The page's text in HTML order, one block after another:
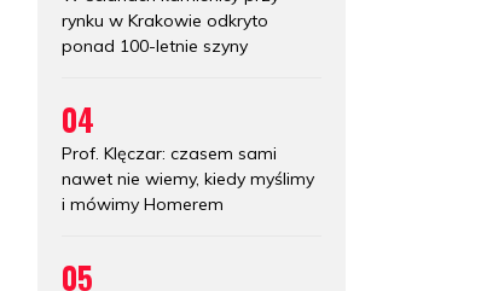
rynku w Krakowie odkryto
ponad 100-letnie szyny
04
Prof. Klęczar: czasem sami
nawet nie wiemy, kiedy myślimy
i mówimy Homerem
05